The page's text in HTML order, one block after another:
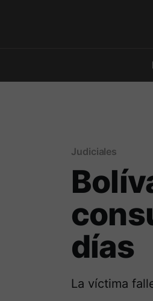
Judiciales
días
La víctima